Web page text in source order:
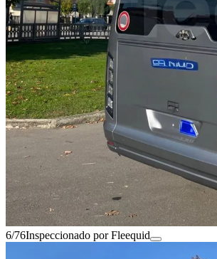
6/76Inspeccionado por Fleequid